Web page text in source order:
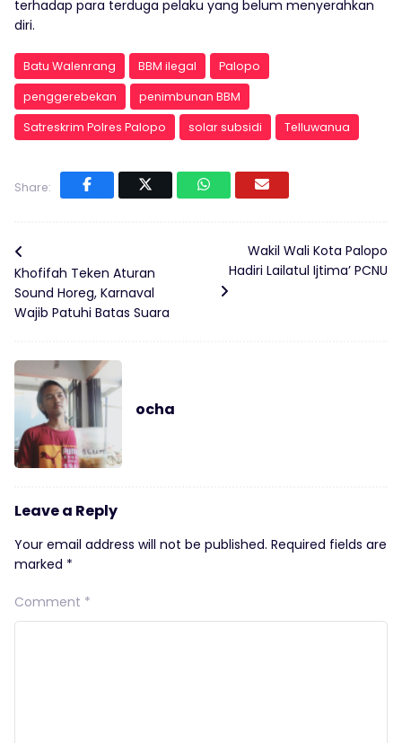
terhadap para terduga pelaku yang belum menyerahkan
diri.
Batu Walenrang BBM ilegal
Palopo
penggerebekan
penimbunan BBM
Satreskrim Polres Palopo
solar subsidi Telluwanua
Share:
Khofifah Teken Aturan
Sound Horeg, Karnaval
Wajib Patuhi Batas Suara
Wakil Wali Kota Palopo
Hadiri Lailatul Ijtima’ PCNU
ocha
Leave a Reply
Your email address will not be published. Required fields are
marked *
Comment *